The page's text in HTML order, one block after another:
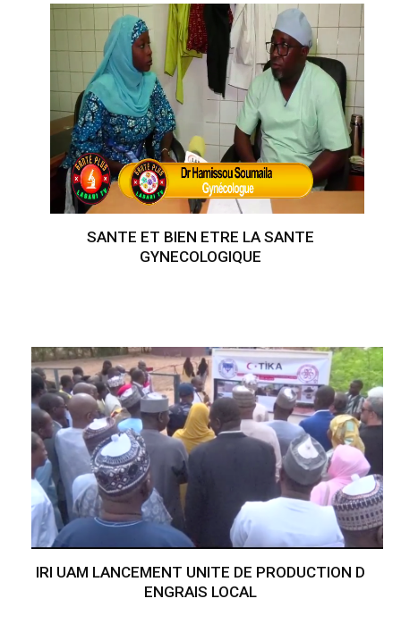
SANTE ET BIEN ETRE LA SANTE
GYNECOLOGIQUE
IRI UAM LANCEMENT UNITE DE PRODUCTION D
ENGRAIS LOCAL